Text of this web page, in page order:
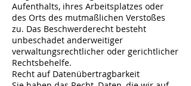
Aufenthalts, ihres Arbeitsplatzes oder
des Orts des mutmaßlichen Verstoßes
zu. Das Beschwerderecht besteht
unbeschadet anderweitiger
verwaltungsrechtlicher oder gerichtlicher
Rechtsbehelfe.
Recht auf Datenübertragbarkeit